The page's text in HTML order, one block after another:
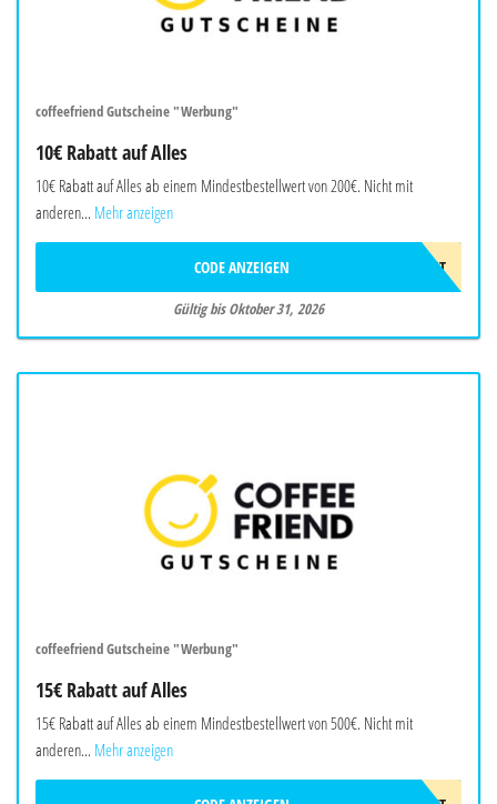
coffeefriend Gutscheine "Werbung"
10€ Rabatt auf Alles
10€ Rabatt auf Alles ab einem Mindestbestellwert von 200€. Nicht mit
anderen... Mehr anzeigen
CFDISCOUNT
CODE ANZEIGEN
Gültig bis Oktober 31, 2026
coffeefriend Gutscheine "Werbung"
15€ Rabatt auf Alles
15€ Rabatt auf Alles ab einem Mindestbestellwert von 500€. Nicht mit
anderen... Mehr anzeigen